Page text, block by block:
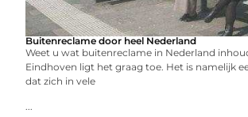
Buitenreclame door heel Nederland
Weet u wat buitenreclame in Nederland
Eindhoven ligt het graag toe. Het is namelijk
dat zich in vele
...